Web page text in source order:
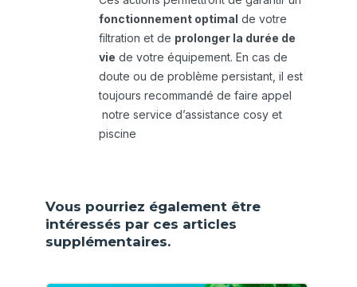
fonctionnement optimal de votre
filtration et de prolonger la durée de
vie de votre équipement. En cas de
doute ou de problème persistant, il est
toujours recommandé de faire appel
notre service d’assistance cosy et
piscine
Vous pourriez également être
intéressés par ces articles
supplémentaires.